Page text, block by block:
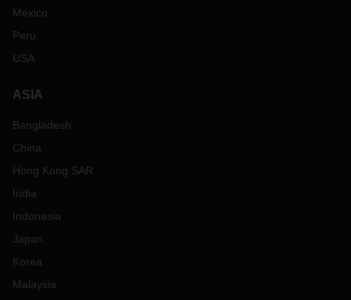
Mexico
Peru
USA
ASIA
Bangladesh
China
Hong Kong SAR
India
Indonesia
Japan
Korea
Malaysia